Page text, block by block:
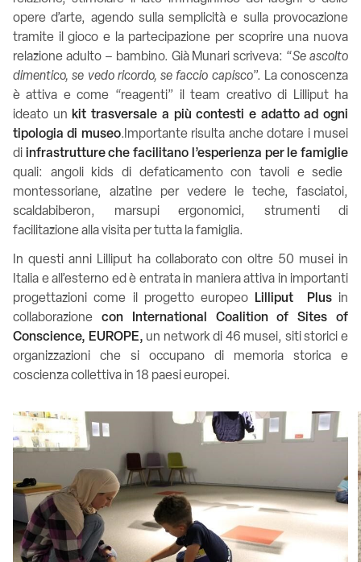
opere d’arte, agendo sulla semplicità e sulla provocazione
tramite il gioco e la partecipazione per scoprire una nuova
relazione adulto – bambino. Già Munari scriveva: “Se ascolto
dimentico, se vedo ricordo, se faccio capisco”. La conoscenza
è attiva e come “reagenti” il team creativo di Lilliput ha
ideato unkit trasversale a più contesti e adatto ad ogni
tipologia di museo.Importante risulta anche dotare i musei
di infrastrutture che facilitano l’esperienza per le famiglie
quali: angoli kids di defaticamento con tavoli e sedie
montessoriane, alzatine per vedere le teche, fasciatoi,
scaldabiberon, marsupi ergonomici, strumenti di
facilitazione alla visita per tutta la famiglia.
In questi anni Lilliput ha collaborato con oltre 50 musei in
Italia e all’esterno ed è entrata in maniera attiva in importanti
progettazioni come il progetto europeo Lilliput Plusin
collaborazione con International Coalition of Sites of
Conscience, EUROPE, un network di 46 musei, siti storici e
organizzazioni che si occupano di memoria storica e
coscienza collettiva in 18 paesi europei.